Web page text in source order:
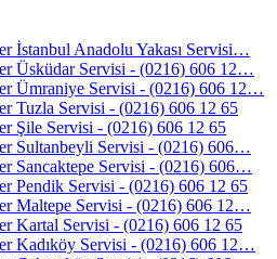
İstanbul Anadolu Yakası Servisi…
Üsküdar Servisi - (0216) 606 12…
Ümraniye Servisi - (0216) 606 12…
Tuzla Servisi - (0216) 606 12 65
Şile Servisi - (0216) 606 12 65
Sultanbeyli Servisi - (0216) 606…
Sancaktepe Servisi - (0216) 606…
Pendik Servisi - (0216) 606 12 65
Maltepe Servisi - (0216) 606 12…
Kartal Servisi - (0216) 606 12 65
Kadıköy Servisi - (0216) 606 12…